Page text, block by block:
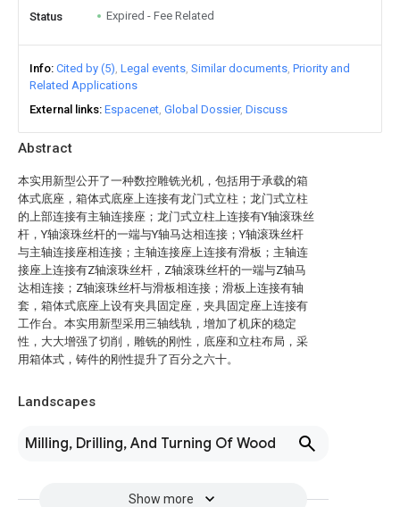
Abstract
本实用新型公开了一种数控雕铣光机，包括用于承载的箱
体式底座，箱体式底座上连接有龙门式立柱；龙门式立柱
的上部连接有主轴连接座；龙门式立柱上连接有Y轴滚珠丝
杆，Y轴滚珠丝杆的一端与Y轴马达相连接；Y轴滚珠丝杆
与主轴连接座相连接；主轴连接座上连接有滑板；主轴连
接座上连接有Z轴滚珠丝杆，Z轴滚珠丝杆的一端与Z轴马
达相连接；Z轴滚珠丝杆与滑板相连接；滑板上连接有轴
套，箱体式底座上设有夹具固定座，夹具固定座上连接有
工作台。本实用新型采用三轴线轨，增加了机床的稳定
性，大大增强了切削，雕铣的刚性，底座和立柱布局，采
用箱体式，铸件的刚性提升了百分之六十。
Landscapes
Milling, Drilling, And Turning Of Wood
Show more
Status Expired - Fee Related
Info Cited by (5) Legal events Similar documents Priority and
Related Applications
External links Espacenet Global Dossier Discuss